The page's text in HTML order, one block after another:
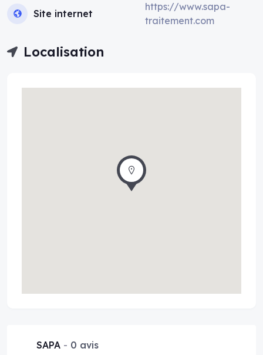
Site internet
https://www.sapa-
traitement.com
Localisation
SAPA 0 avis